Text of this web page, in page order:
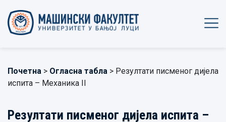
Почетна > Огласна табла > Резултати писменог дијела
испита – Механика II
Резултати писменог дијела испита –